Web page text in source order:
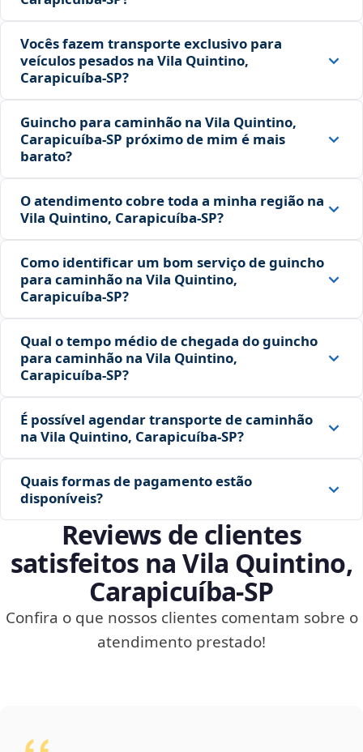
Vocês fazem transporte exclusivo para
veículos pesados na Vila Quintino,
Carapicuíba‑SP?
Guincho para caminhão na Vila Quintino,
Carapicuíba‑SP próximo de mim é mais
barato?
O atendimento cobre toda a minha região na
Vila Quintino, Carapicuíba‑SP?
Como identificar um bom serviço de guincho
para caminhão na Vila Quintino,
Carapicuíba‑SP?
Qual o tempo médio de chegada do guincho
para caminhão na Vila Quintino,
Carapicuíba‑SP?
É possível agendar transporte de caminhão
na Vila Quintino, Carapicuíba‑SP?
Quais formas de pagamento estão
disponíveis?
Reviews de clientes
satisfeitos na Vila Quintino,
Carapicuíba‑SP
Confira o que nossos clientes comentam sobre o
atendimento prestado!